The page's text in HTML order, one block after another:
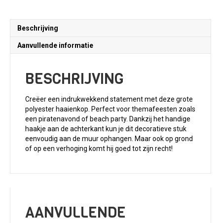
Beschrijving
Aanvullende informatie
BESCHRIJVING
Creëer een indrukwekkend statement met deze grote
polyester haaienkop. Perfect voor themafeesten zoals
een piratenavond of beach party. Dankzij het handige
haakje aan de achterkant kun je dit decoratieve stuk
eenvoudig aan de muur ophangen. Maar ook op grond
of op een verhoging komt hij goed tot zijn recht!
AANVULLENDE